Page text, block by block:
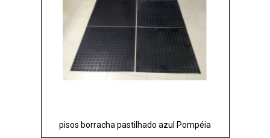
pisos borracha pastilhado azul Pompéia